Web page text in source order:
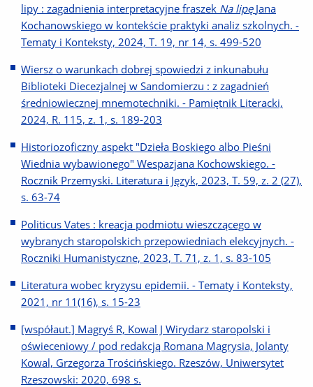
lipy : zagadnienia interpretacyjne fraszek Na lipę Jana
Kochanowskiego w kontekście praktyki analiz szkolnych. -
Tematy i Konteksty, 2024, T. 19, nr 14, s. 499-520
Wiersz o warunkach dobrej spowiedzi z inkunabułu
Biblioteki Diecezjalnej w Sandomierzu : z zagadnień
średniowiecznej mnemotechniki. - Pamiętnik Literacki,
2024, R. 115, z. 1, s. 189-203
Historiozoficzny aspekt "Dzieła Boskiego albo Pieśni
Wiednia wybawionego" Wespazjana Kochowskiego. -
Rocznik Przemyski. Literatura i Język, 2023, T. 59, z. 2 (27),
s. 63-74
Politicus Vates : kreacja podmiotu wieszczącego w
wybranych staropolskich przepowiedniach elekcyjnych. -
Roczniki Humanistyczne, 2023, T. 71, z. 1, s. 83-105
Literatura wobec kryzysu epidemii. - Tematy i Konteksty,
2021, nr 11(16), s. 15-23
[współaut.] Magryś R, Kowal J Wirydarz staropolski i
oświeceniowy / pod redakcją Romana Magrysia, Jolanty
Kowal, Grzegorza Trościńskiego. Rzeszów, Uniwersytet
Rzeszowski: 2020, 698 s.